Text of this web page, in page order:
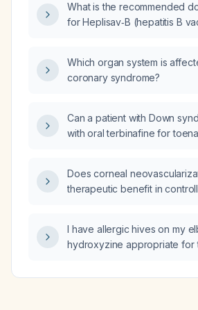
What is the recommended
for Heplisav‑B (hepatitis B
Which organ system is
coronary syndrome?
Can a patient with Down
with oral terbinafine for
Does corneal
therapeutic benefit in
I have allergic hives on my
hydroxyzine appropriate for